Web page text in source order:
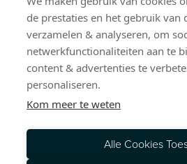
de prestaties en het gebruik van
verzamelen & analyseren, om
netwerkfunctionaliteiten aan te
content & advertenties te
personaliseren.
Kom meer te weten
Alle Cookies
RETOURNEREN
CONTACT
CONTACT
KEVIN MURPHY
BOOKIES HAIR SUPPLIES B.V.
KATSHOEK 23
3032 AE ROTTERDAM
T: 010 43 55 152